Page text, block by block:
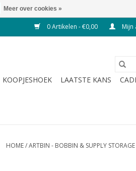
0 Artikelen - €0,00 Mijn
KOOPJESHOEK LAATSTE KANS
HOME/ARTBIN - BOBBIN & SUPPLY
Meer over cookies »